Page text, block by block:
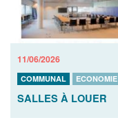
11/06/2026
COMMUNAL ECONOMIE
SALLES À LOUER